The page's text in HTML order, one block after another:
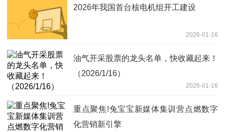
2026年我国首台核电机组开工建设
2026-01-16
油气开采股票的龙头名单，快收藏起来！
（2026/1/16）
2026-01-16
重点聚焦!兔宝宝新媒体集训营点燃数字
化营销新引擎